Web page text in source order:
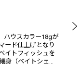
ハウスカラー18gが
ード仕上げとなり
イトフィッシュを
身（ベイトシェ…